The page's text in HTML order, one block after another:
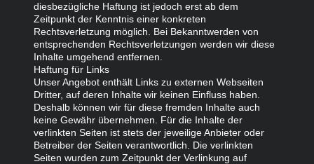
diesbezügliche Haftung ist jedoch erst ab dem
Zeitpunkt der Kenntnis einer konkreten
Rechtsverletzung möglich. Bei Bekanntwerden von
entsprechenden Rechtsverletzungen werden wir diese
Inhalte umgehend entfernen.
Haftung für Links
Unser Angebot enthält Links zu externen Webseiten
Dritter, auf deren Inhalte wir keinen Einfluss haben.
Deshalb können wir für diese fremden Inhalte auch
keine Gewähr übernehmen. Für die Inhalte der
verlinkten Seiten ist stets der jeweilige Anbieter oder
Betreiber der Seiten verantwortlich. Die verlinkten
Seiten wurden zum Zeitpunkt der Verlinkung auf